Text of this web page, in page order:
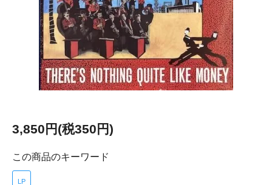
3,850円(税350円)
この商品のキーワード
LP